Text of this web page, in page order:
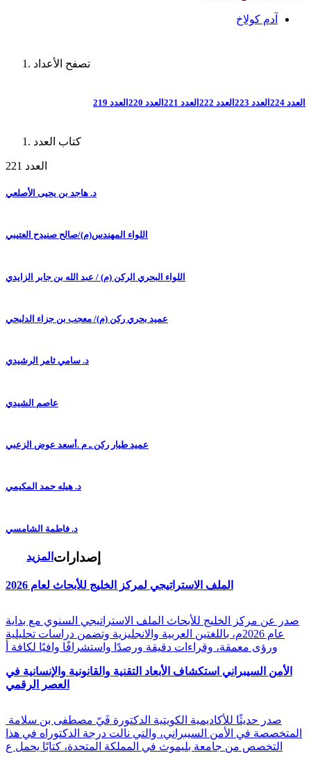
آدم كولاخ
تصفح الأعداد
العدد 224 العدد 223 العدد 222 العدد 221 العدد 220 العدد 219
كتاب العدد
العدد 221
د. هاجد بن يحيى الأصلعي
اللواء المهندس(م)/صالح صنيدح العتيبي
اللواء البحري الركن (م) / عبد الله بن جابر الزايدي
عميد بحري ركن (م)/ معجب بن جزاء الدلبحي
د. سامي ثامر الرشيدي
عاصم الشيدي
عميد طيار ركن ـ م .أسعد عوض الزعبي
د. هيله حمد المكيمي
د. فاطمة الشامسي
المزيد إصدارات
الملف الاستراتيجي لمركز الخليج للأبحاث لعام 2026
صدر عن مركز الخليج للأبحاث الملف الاستراتيجي السنوي مع بداية
عام 2026م، باللغتين العربية والانجليزية وتضمن دراسات تحليلية
ورؤى معمقة، وقراءات دقيقة ورصدًا واستشرافًا وافيًا لكافة أ
الأمن السيبراني استكشاف الأبعاد التقنية والقانونية والإنسانية في
العصر الرقمي
المتخصصة في الأمن السيبراني، والتي نالت درجة الدكتوراه في هذا
التخصص من جامعة بليموث في المملكة المتحدة، كتابًا يحمل ع